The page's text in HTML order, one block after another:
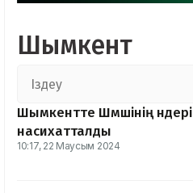
Шымкент
Шымкентте Шәмшінің әндері
насихатталды
10:17, 22 Маусым 2024